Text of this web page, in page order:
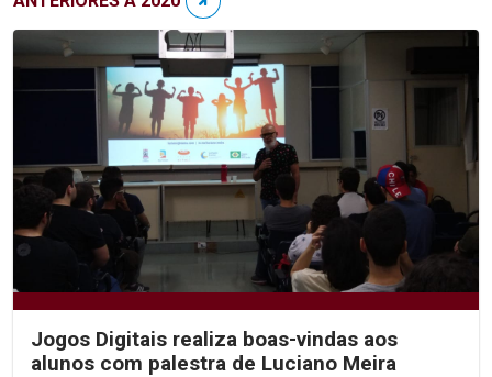
Jogos Digitais realiza boas-vindas aos
alunos com palestra de Luciano Meira